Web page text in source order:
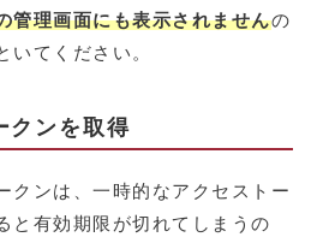
管理画面にも表示されませんの
いてください。
クンを取得
クンは、一時的なアクセストー
と有効期限が切れてしまうの